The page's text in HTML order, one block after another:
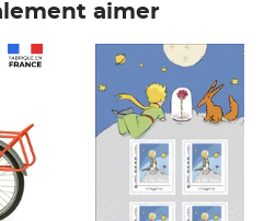
aimer
Prix 7,50€